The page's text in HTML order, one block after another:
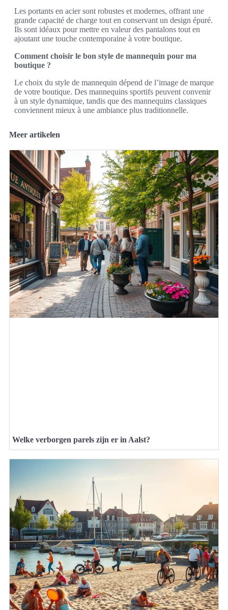
Les portants en acier sont robustes et modernes, offrant une
grande capacité de charge tout en conservant un design épuré.
Ils sont idéaux pour mettre en valeur des pantalons tout en
ajoutant une touche contemporaine à votre boutique.
Comment choisir le bon style de mannequin pour ma
boutique ?
Le choix du style de mannequin dépend de l’image de marque
de votre boutique. Des mannequins sportifs peuvent convenir
à un style dynamique, tandis que des mannequins classiques
conviennent mieux à une ambiance plus traditionnelle.
Meer artikelen
Welke verborgen parels zijn er in Aalst?